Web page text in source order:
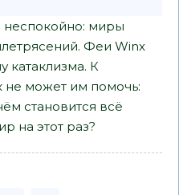
миры
Феи Winx
катаклизма. К
не может им помочь:
становится всё
на этот раз?